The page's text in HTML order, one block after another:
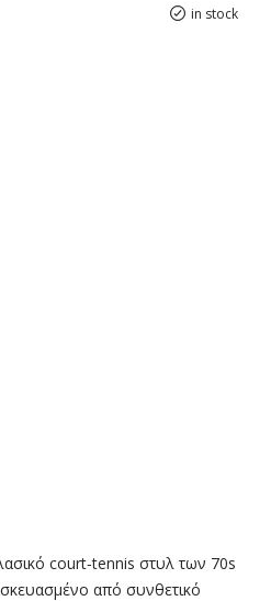
in stock
court‑tennis στυλ των 70s
από συνθετικό